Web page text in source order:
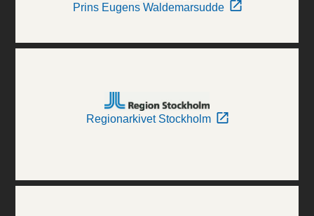
Prins Eugens Waldemarsudde
Regionarkivet Stockholm